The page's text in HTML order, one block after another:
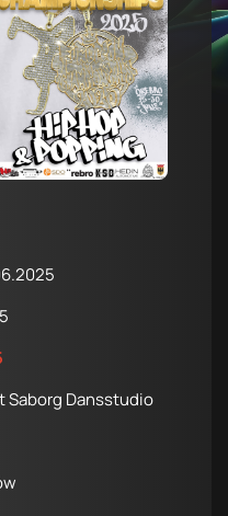
Saborg Dansstudio